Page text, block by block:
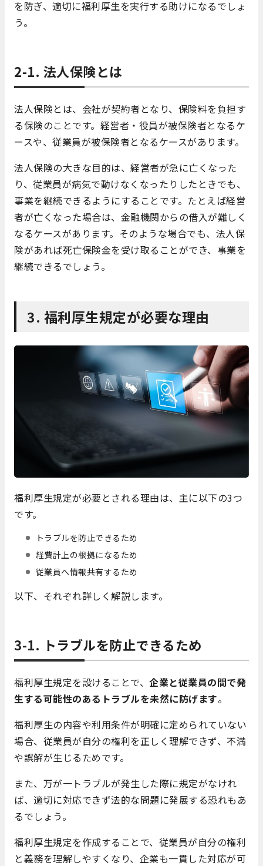
を防ぎ、適切に福利厚生を実行する助けになるでしょ
う。
2-1. 法人保険とは
法人保険とは、会社が契約者となり、保険料を負担す
る保険のことです。経営者・役員が被保険者となるケ
ースや、従業員が被保険者となるケースがあります。
法人保険の大きな目的は、経営者が急に亡くなった
り、従業員が病気で動けなくなったりしたときでも、
事業を継続できるようにすることです。たとえば経営
者が亡くなった場合は、金融機関からの借入が難しく
なるケースがあります。そのような場合でも、法人保
険があれば死亡保険金を受け取ることができ、事業を
継続できるでしょう。
3. 福利厚生規定が必要な理由
福利厚生規定が必要とされる理由は、主に以下の3つ
です。
トラブルを防止できるため
経費計上の根拠になるため
従業員へ情報共有するため
以下、それぞれ詳しく解説します。
3-1. トラブルを防止できるため
福利厚生規定を設けることで、 企業と従業員の間で発
生する可能性のあるトラブルを未然に防げます。
福利厚生の内容や利用条件が明確に定められていない
場合、従業員が自分の権利を正しく理解できず、不満
や誤解が生じるためです。
また、万が一トラブルが発生した際に規定がなけれ
ば、適切に対応できず法的な問題に発展する恐れもあ
るでしょう。
福利厚生規定を作成することで、従業員が自分の権利
と義務を理解しやすくなり、企業も一貫した対応が可